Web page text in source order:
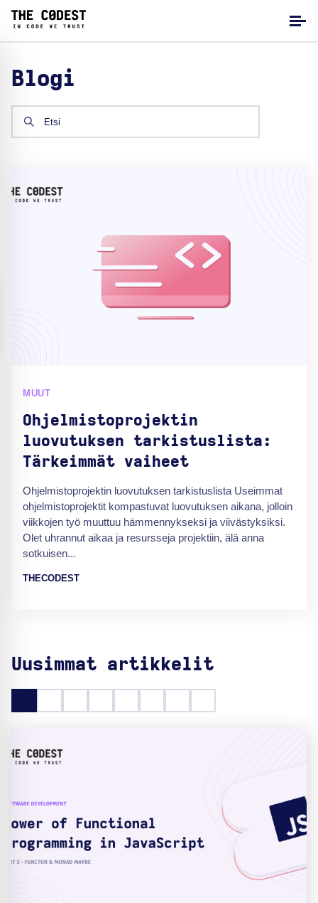
Blogi
MUUT
Ohjelmistoprojektin
luovutuksen tarkistuslista:
Tärkeimmät vaiheet
Ohjelmistoprojektin luovutuksen tarkistuslista Useimmat
ohjelmistoprojektit kompastuvat luovutuksen aikana, jolloin
viikkojen työ muuttuu hämmennykseksi ja viivästyksiksi.
Olet uhrannut aikaa ja resursseja projektiin, älä anna
sotkuisen...
THECODEST
Uusimmat artikkelit